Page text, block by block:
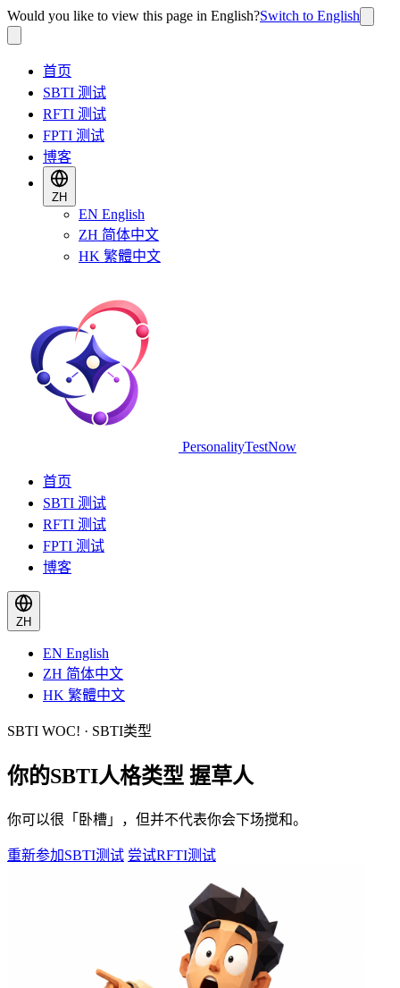
Would you like to view this page in English?Switch to English
首页
SBTI 测试
RFTI 测试
FPTI 测试
博客
ZH
EN English
ZH 简体中文
HK 繁體中文
PersonalityTestNow
首页
SBTI 测试
RFTI 测试
FPTI 测试
博客
ZH
EN English
ZH 简体中文
HK 繁體中文
SBTI WOC! · SBTI类型
你的SBTI人格类型 握草人
你可以很「卧槽」，但并不代表你会下场搅和。
重新参加SBTI测试 尝试RFTI测试